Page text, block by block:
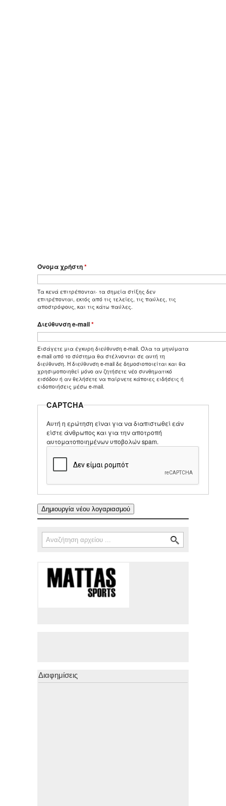
Όνομα χρήστη*
Τα κενά επιτρέπονται· τα σημεία στίξης δεν
επιτρέπονται, εκτός από τις τελείες, τις παύλες, τις
αποστρόφους, και τις κάτω παύλες.
Διεύθυνση e-mail*
Εισάγετε μια έγκυρη διεύθυνση e-mail. Όλα τα μηνύματα
e-mail από το σύστημα θα στέλνονται σε αυτή τη
διεύθυνση. Η διεύθυνση e-mail δε δημοσιοποιείται και θα
χρησιμοποιηθεί μόνο αν ζητήσετε νέο συνθηματικό
εισόδου ή αν θελήσετε να παίρνετε κάποιες ειδήσεις ή
ειδοποιήσεις μέσω e-mail.
CAPTCHA
Αυτή η ερώτηση είναι για να διαπιστωθεί εάν
είστε άνθρωπος και για την αποτροπή
αυτοματοποιημένων υποβολών spam.
Φόρμα αναζήτησης
Αναζήτηση
Διαφημίσεις